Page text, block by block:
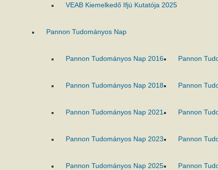
VEAB Kiemelkedő Ifjú Kutatója 2025
Pannon Tudományos Nap
Pannon Tudományos Nap 2016 Pannon
Pannon Tudományos Nap 2018 Pannon
Pannon Tudományos Nap 2021 Pannon
Pannon Tudományos Nap 2023 Pannon
Pannon Tudományos Nap 2025 Pannon